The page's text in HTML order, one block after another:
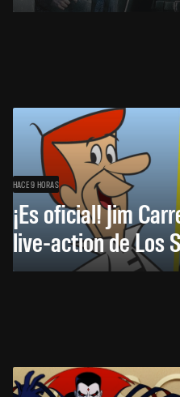
HACE 9 HORAS
¡Es oficial! Jim
live-action de Los